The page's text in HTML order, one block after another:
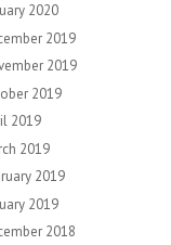
2020
2019
2019
2019
2019
2019
2019
2019
2018